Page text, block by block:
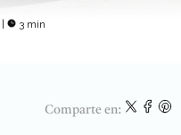
3 min
Comparte en: